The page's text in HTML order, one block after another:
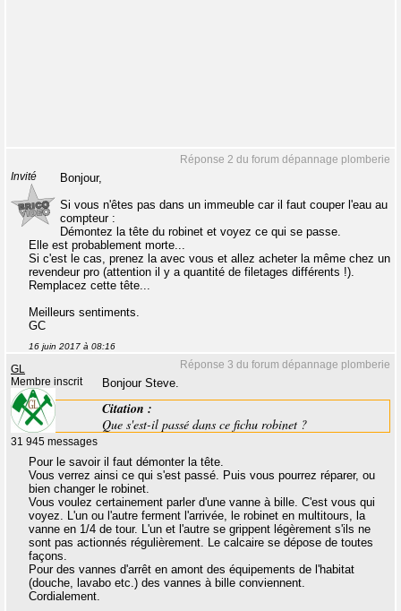
Réponse 2 du forum dépannage plomberie
Invité
Bonjour,
Si vous n'êtes pas dans un immeuble car il faut couper l'eau au
compteur :
Démontez la tête du robinet et voyez ce qui se passe.
Elle est probablement morte...
Si c'est le cas, prenez la avec vous et allez acheter la même chez un
revendeur pro (attention il y a quantité de filetages différents !).
Remplacez cette tête...
Meilleurs sentiments.
GC
16 juin 2017 à 08:16
Réponse 3 du forum dépannage plomberie
GL
Membre inscrit
31 945 messages
Bonjour Steve.
Citation :
Que s'est-il passé dans ce fichu robinet ?
Pour le savoir il faut démonter la tête.
Vous verrez ainsi ce qui s'est passé. Puis vous pourrez réparer, ou
bien changer le robinet.
Vous voulez certainement parler d'une vanne à bille. C'est vous qui
voyez. L'un ou l'autre ferment l'arrivée, le robinet en multitours, la
vanne en 1/4 de tour. L'un et l'autre se grippent légèrement s'ils ne
sont pas actionnés régulièrement. Le calcaire se dépose de toutes
façons.
Pour des vannes d'arrêt en amont des équipements de l'habitat
(douche, lavabo etc.) des vannes à bille conviennent.
Cordialement.